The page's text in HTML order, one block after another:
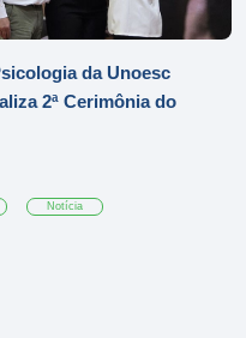
da Unoesc
2ª Cerimônia do
Notícia